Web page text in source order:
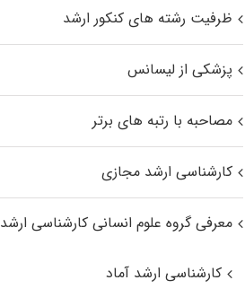
ظرفیت رشته های کنکور ارشد
پزشکی از لیسانس
مصاحبه با رتبه های برتر
کارشناسی ارشد مجازی
معرفی گروه علوم انسانی کارشناسی ارشد
کارشناسی ارشد آماد